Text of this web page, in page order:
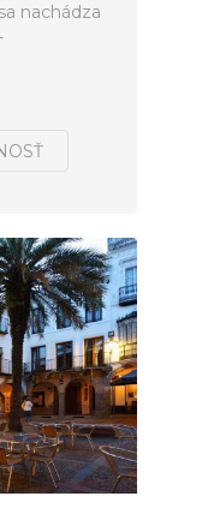
nachádza